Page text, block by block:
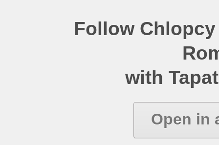
Follow
with
Open in